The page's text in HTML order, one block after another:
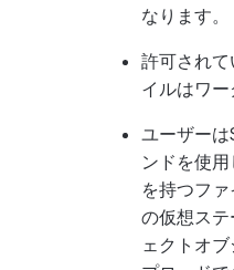
なります。
許可され
イルはワー
ユーザー
ンドを使
を持つフ
の仮想ス
ェクトオ